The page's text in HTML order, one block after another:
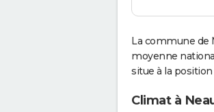
La commune de
moyenne
situe à la
Climat à